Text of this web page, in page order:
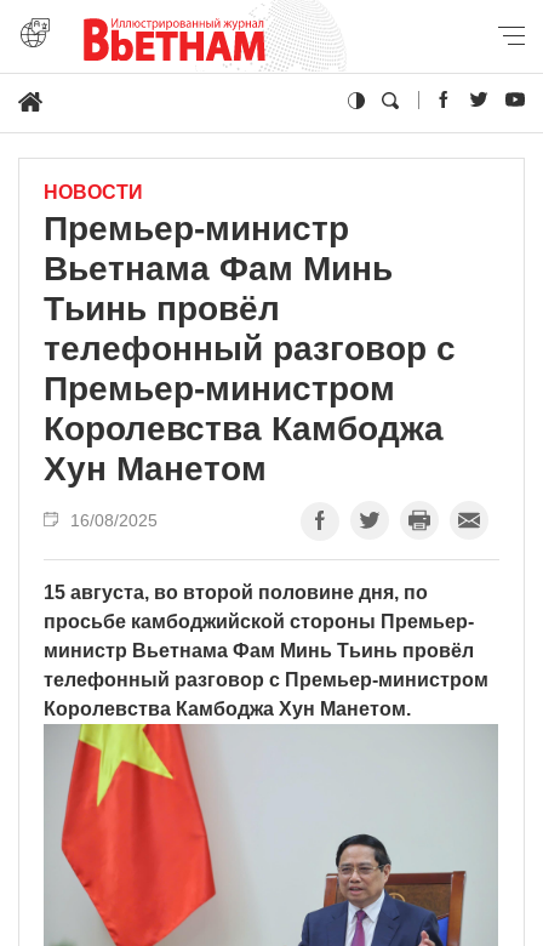
НОВОСТИ
Премьер-министр
Вьетнама Фам Минь
Тьинь провёл
телефонный разговор с
Премьер-министром
Королевства Камбоджа
Хун Манетом
16/08/2025
15 августа, во второй половине дня, по
просьбе камбоджийской стороны Премьер-
министр Вьетнама Фам Минь Тьинь провёл
телефонный разговор с Премьер-министром
Королевства Камбоджа Хун Манетом.